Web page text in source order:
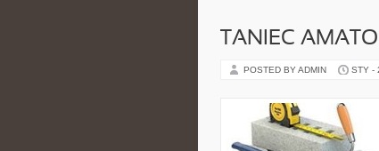
TANIEC
POSTED BY ADMIN STY -